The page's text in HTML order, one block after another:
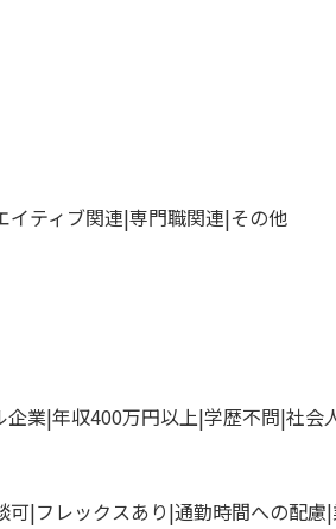
イティブ関連 専門職関連 その他
企業 年収400万円以上 学歴不問 社会
可 フレックスあり 通勤時間への配慮